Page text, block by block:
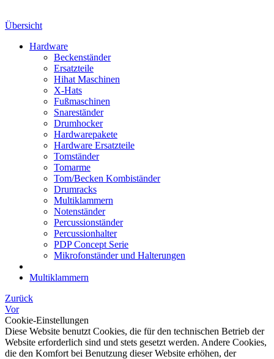
Übersicht
Hardware
Beckenständer
Ersatzteile
Hihat Maschinen
X-Hats
Fußmaschinen
Snareständer
Drumhocker
Hardwarepakete
Hardware Ersatzteile
Tomständer
Tomarme
Tom/Becken Kombiständer
Drumracks
Multiklammern
Notenständer
Percussionständer
Percussionhalter
PDP Concept Serie
Mikrofonständer und Halterungen
Multiklammern
Zurück
Vor
Cookie-Einstellungen
Diese Website benutzt Cookies, die für den technischen Betrieb der
Website erforderlich sind und stets gesetzt werden. Andere Cookies,
die den Komfort bei Benutzung dieser Website erhöhen, der